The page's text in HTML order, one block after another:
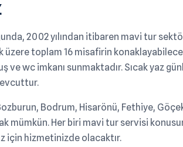
2002 yılından itibaren mavi tur
üzere toplam 16 misafirin
ve wc imkanı sunmaktadır. Sıcak yaz
Bodrum, Hisarönü, Fethiye,
mümkün. Her biri mavi tur servisi
için hizmetinizde olacaktır.